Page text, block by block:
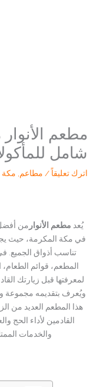
مطعم
شامل
اترك تعليقاً / مطاعم, مكة
يُعد مطعم الأنوار من
في مكة المكرمة، حيث
تناسب أذواق الجميع.
المطعم، قوائم
لمعرفتها قبل زيارتك
ويُعرف بتقديمه مجموعة
هذا المطعم العديد من
القادمين لأداء الحج
والخدمات